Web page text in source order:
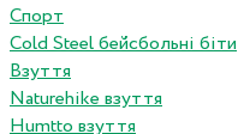
Спорт
Cold Steel бейсбольні біти
Взуття
Naturehike взуття
Humtto взуття